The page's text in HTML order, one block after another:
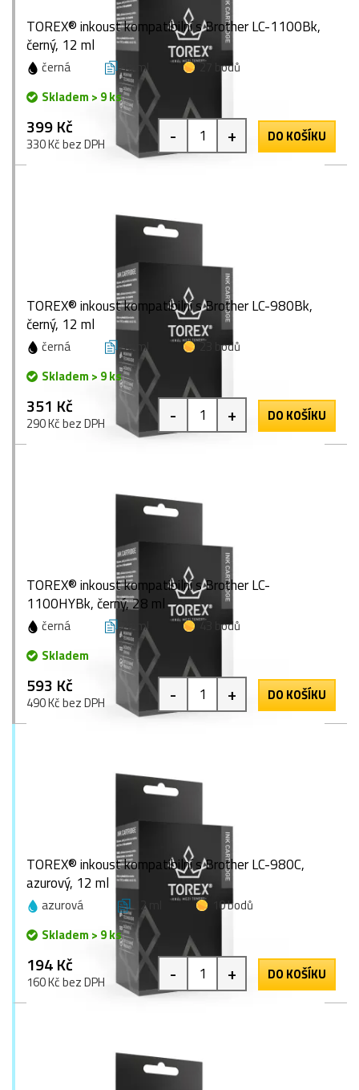
TOREX® inkoust kompatibilní s Brother LC-1100Bk,
černý, 12 ml
černá 12 ml
27 bodů
Skladem > 9 ks
399 Kč
330 Kč bez DPH - + DO KOŠÍKU
TOREX® inkoust kompatibilní s Brother LC-980Bk,
černý, 12 ml
černá 12 ml
23 bodů
Skladem > 9 ks
351 Kč
290 Kč bez DPH - + DO KOŠÍKU
TOREX® inkoust kompatibilní s Brother LC-
1100HYBk, černý, 28 ml
černá 28 ml
43 bodů
Skladem
593 Kč
490 Kč bez DPH - + DO KOŠÍKU
TOREX® inkoust kompatibilní s Brother LC-980C,
azurový, 12 ml
azurová 12 ml
10 bodů
Skladem > 9 ks
194 Kč
160 Kč bez DPH - + DO KOŠÍKU